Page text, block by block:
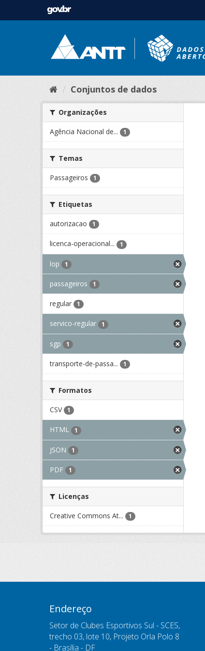
Conjuntos de dados
Organizações
Agência Nacional de... 1
Temas
Passageiros 1
Etiquetas
autorizacao 1
licenca-operacional... 1
lop 1
passageiros 1
regular 1
servico-regular 1
sgp 1
transporte-de-passa... 1
Formatos
CSV 1
HTML 1
JSON 1
PDF 1
Licenças
Creative Commons At... 1
Endereço
Setor de Clubes Esportivos Sul - SCES,
trecho 03, lote 10, Projeto Orla Polo 8
- Brasília - DF